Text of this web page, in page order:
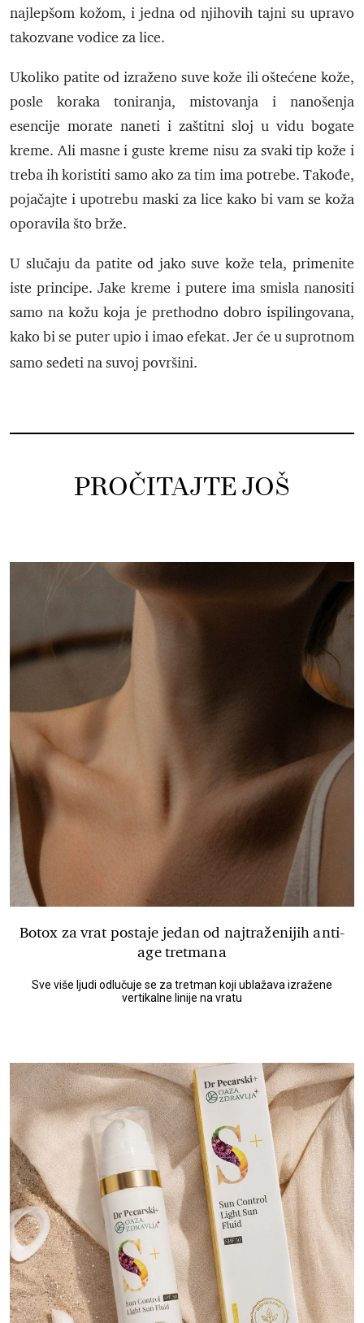
najlepšom kožom, i jedna od njihovih tajni su upravo
takozvane vodice za lice.
Ukoliko patite od izraženo suve kože ili oštećene kože,
posle koraka toniranja, mistovanja i nanošenja
esencije morate naneti i zaštitni sloj u vidu bogate
kreme. Ali masne i guste kreme nisu za svaki tip kože i
treba ih koristiti samo ako za tim ima potrebe. Takođe,
pojačajte i upotrebu maski za lice kako bi vam se koža
oporavila što brže.
U slučaju da patite od jako suve kože tela, primenite
iste principe. Jake kreme i putere ima smisla nanositi
samo na kožu koja je prethodno dobro ispilingovana,
kako bi se puter upio i imao efekat. Jer će u suprotnom
samo sedeti na suvoj površini.
PROČITAJTE JOŠ
Botox za vrat postaje jedan od najtraženijih anti-
age tretmana
Sve više ljudi odlučuje se za tretman koji ublažava izražene
vertikalne linije na vratu